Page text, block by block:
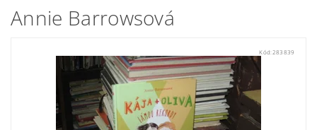
Annie Barrowsová
Kód: 283839